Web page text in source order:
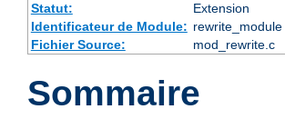
Statut:
Extension
Identificateur de Module: rewrite_module
Fichier Source:
mod_rewrite.c
Sommaire